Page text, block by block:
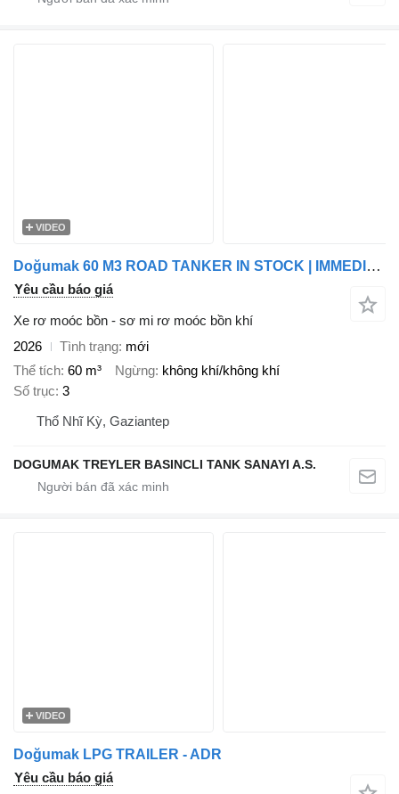
VIDEO
Doğumak 60 M3 ROAD TANKER IN STOCK | IMMEDIATE DELIVERY
Yêu cầu báo giá
Xe rơ moóc bồn - sơ mi rơ moóc bồn khí
2026
Tình trạng mới
Thể tích 60 m³ Ngừng không khí/không khí
Số trục 3
Thổ Nhĩ Kỳ, Gaziantep
DOGUMAK TREYLER BASINCLI TANK SANAYI A.S.
VIDEO
Doğumak LPG TRAILER - ADR
Yêu cầu báo giá